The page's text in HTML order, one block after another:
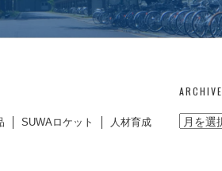
SUWAロケット
人材育成
ARCHIVE